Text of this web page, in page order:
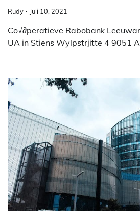
Rudy Juli 10, 2021
Co√∂peratieve Rabobank
UA in Stiens Wylpstrjitte 4 9051